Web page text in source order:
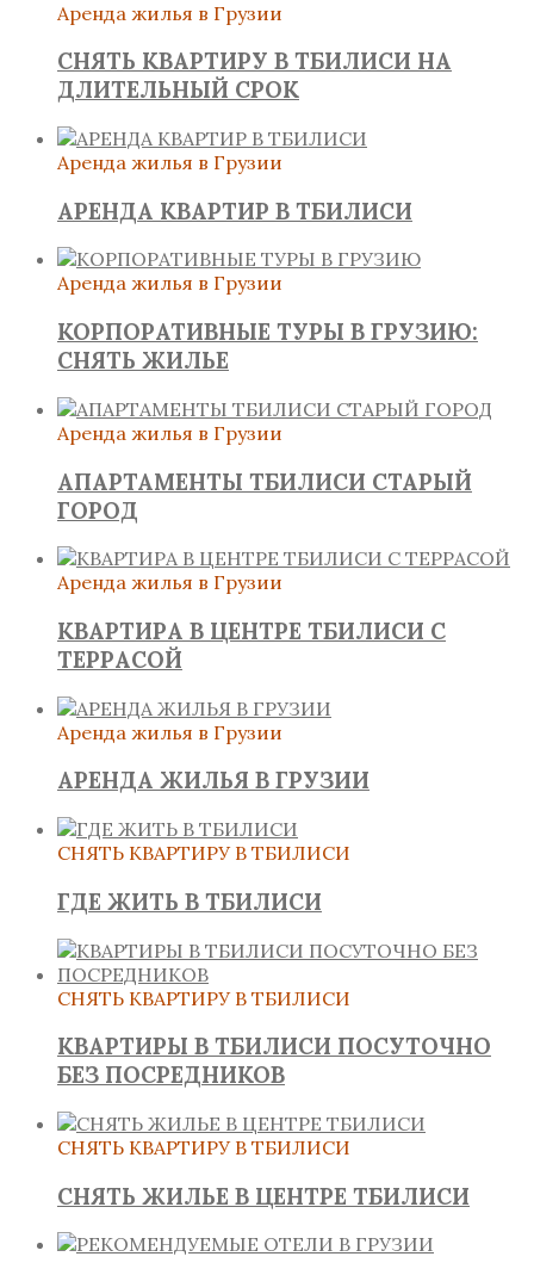
Аренда жилья в Грузии
СНЯТЬ КВАРТИРУ В ТБИЛИСИ НА
ДЛИТЕЛЬНЫЙ СРОК
Аренда жилья в Грузии
АРЕНДА КВАРТИР В ТБИЛИСИ
Аренда жилья в Грузии
КОРПОРАТИВНЫЕ ТУРЫ В ГРУЗИЮ:
СНЯТЬ ЖИЛЬЕ
Аренда жилья в Грузии
АПАРТАМЕНТЫ ТБИЛИСИ СТАРЫЙ
ГОРОД
Аренда жилья в Грузии
КВАРТИРА В ЦЕНТРЕ ТБИЛИСИ С
ТЕРРАСОЙ
Аренда жилья в Грузии
АРЕНДА ЖИЛЬЯ В ГРУЗИИ
СНЯТЬ КВАРТИРУ В ТБИЛИСИ
ГДЕ ЖИТЬ В ТБИЛИСИ
СНЯТЬ КВАРТИРУ В ТБИЛИСИ
КВАРТИРЫ В ТБИЛИСИ ПОСУТОЧНО
БЕЗ ПОСРЕДНИКОВ
СНЯТЬ КВАРТИРУ В ТБИЛИСИ
СНЯТЬ ЖИЛЬЕ В ЦЕНТРЕ ТБИЛИСИ